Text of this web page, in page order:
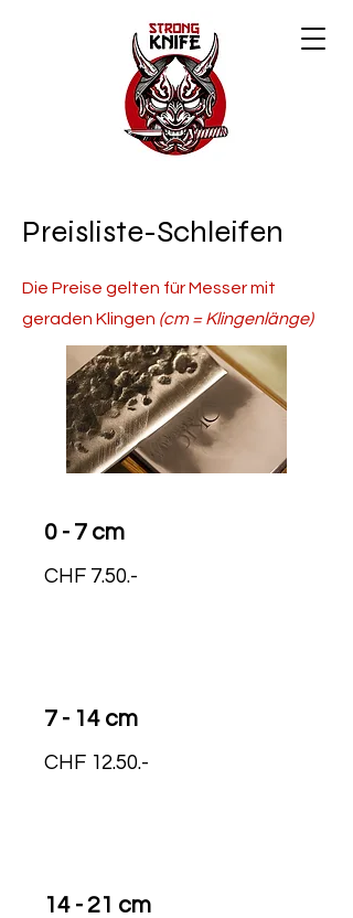
Preisliste-Schleifen
Die Preise gelten für Messer mit
geraden Klingen (cm = Klingenlänge)
0 - 7 cm
CHF 7.50.-
7 - 14 cm
CHF 12.50.-
14 - 21 cm